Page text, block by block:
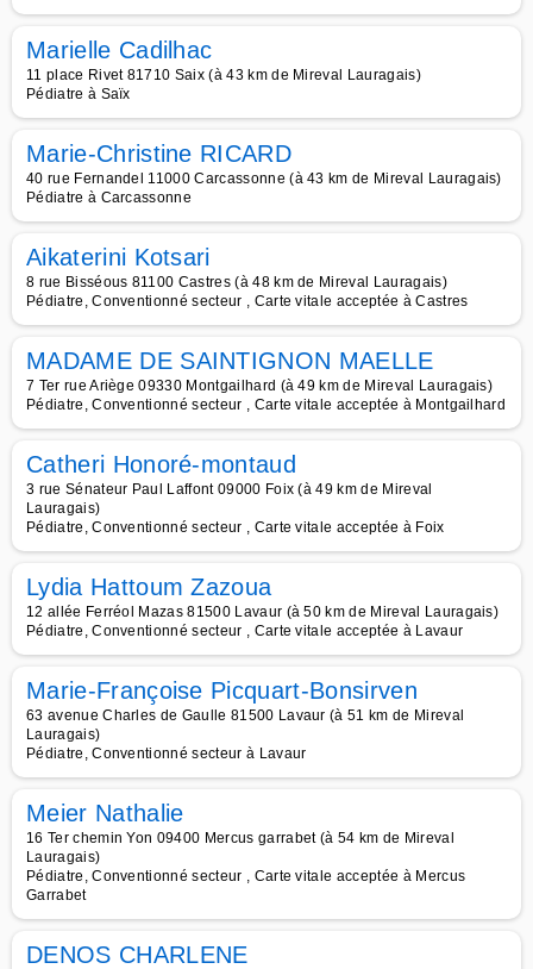
Marielle Cadilhac
11 place Rivet 81710 Saix (à 43 km de Mireval Lauragais)
Pédiatre à Saïx
Marie-Christine RICARD
40 rue Fernandel 11000 Carcassonne (à 43 km de Mireval Lauragais)
Pédiatre à Carcassonne
Aikaterini Kotsari
8 rue Bisséous 81100 Castres (à 48 km de Mireval Lauragais)
Pédiatre, Conventionné secteur , Carte vitale acceptée à Castres
MADAME DE SAINTIGNON MAELLE
7 Ter rue Ariège 09330 Montgailhard (à 49 km de Mireval Lauragais)
Pédiatre, Conventionné secteur , Carte vitale acceptée à Montgailhard
Catheri Honoré-montaud
3 rue Sénateur Paul Laffont 09000 Foix (à 49 km de Mireval
Lauragais)
Pédiatre, Conventionné secteur , Carte vitale acceptée à Foix
Lydia Hattoum Zazoua
12 allée Ferréol Mazas 81500 Lavaur (à 50 km de Mireval Lauragais)
Pédiatre, Conventionné secteur , Carte vitale acceptée à Lavaur
Marie-Françoise Picquart-Bonsirven
63 avenue Charles de Gaulle 81500 Lavaur (à 51 km de Mireval
Lauragais)
Pédiatre, Conventionné secteur à Lavaur
Meier Nathalie
16 Ter chemin Yon 09400 Mercus garrabet (à 54 km de Mireval
Lauragais)
Pédiatre, Conventionné secteur , Carte vitale acceptée à Mercus
Garrabet
DENOS CHARLENE